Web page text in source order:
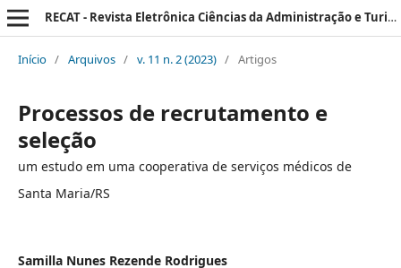
RECAT - Revista Eletrônica Ciências da Administração e Turismo
Início / Arquivos / v. 11 n. 2 (2023) / Artigos
Processos de recrutamento e
seleção
um estudo em uma cooperativa de serviços médicos de
Santa Maria/RS
Samilla Nunes Rezende Rodrigues